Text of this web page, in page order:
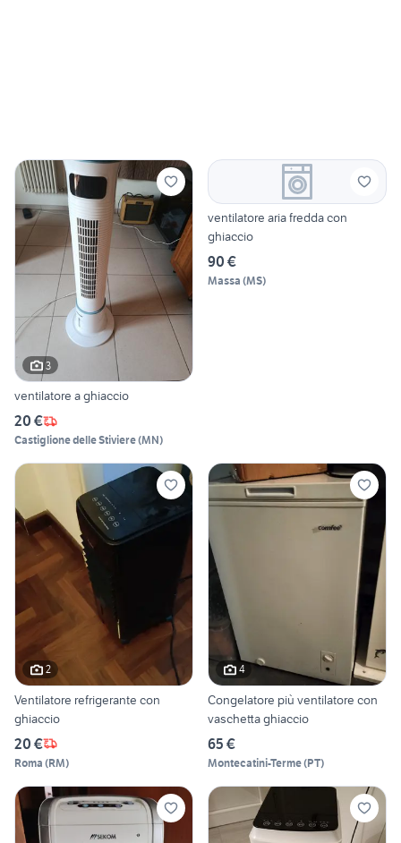
3
ventilatore a ghiaccio
20 €
Castiglione delle Stiviere(MN)
ventilatore aria fredda con
ghiaccio
90 €
Massa (MS)
2
Ventilatore refrigerante con
ghiaccio
20 €
Roma (RM)
4
Congelatore più ventilatore con
vaschetta ghiaccio
65 €
Montecatini-Terme(PT)